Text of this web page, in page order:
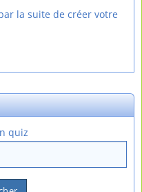
la suite de créer votre
quiz